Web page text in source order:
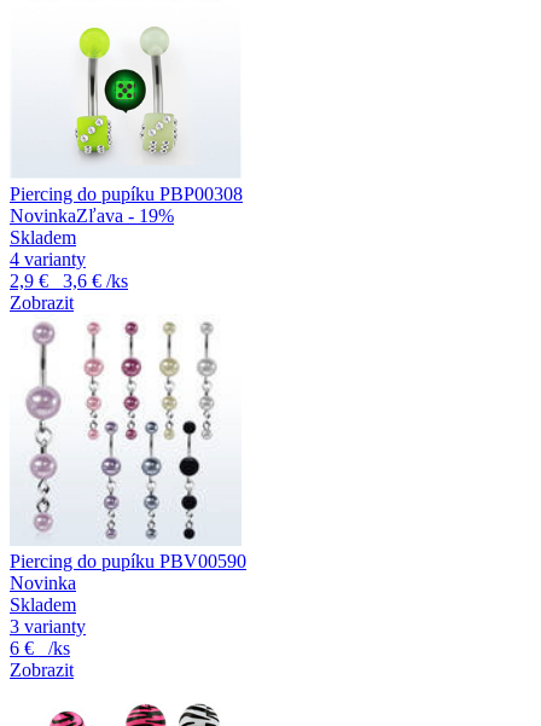
Piercing do pupíku PBP00308
NovinkaZľava - 19%
Skladem
4 varianty
2,9 €
3,6 € /ks
Zobrazit
Piercing do pupíku PBV00590
Novinka
Skladem
3 varianty
6 €
/ks
Zobrazit